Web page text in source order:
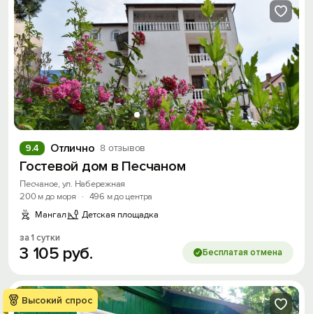
Отлично 8 отзывов
9.4
Гостевой дом в Песчаном
Песчаное, ул. Набережная
200 м до моря
· 496 м до центра
Мангал
Детская площадка
за 1 сутки
3 105 руб. Бесплатая отмена
Высокий спрос